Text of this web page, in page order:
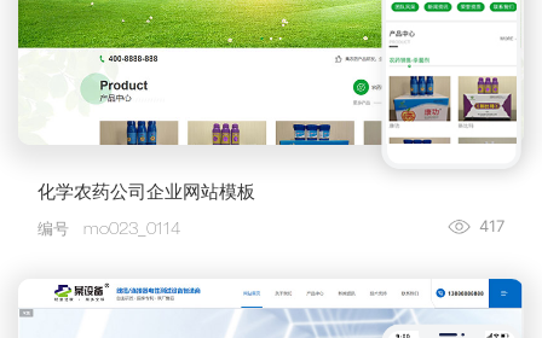
化学农药公司企业网站模板
417
编号 mo023_0114